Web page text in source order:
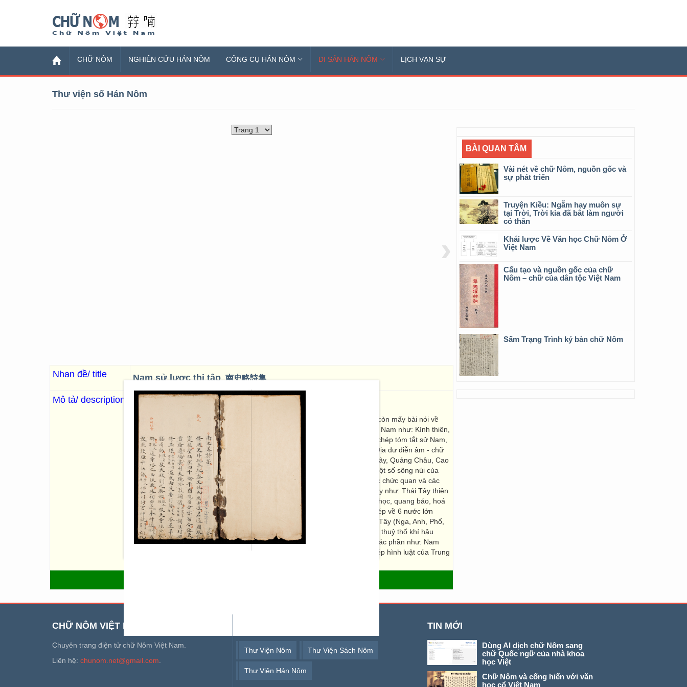
CHỮ NÔM NGHIÊN CỨU HÁN NÔM CÔNG CỤ HÁN NÔM DI SẢN HÁN NÔM LỊCH VẠN SỰ
Thư viện số Hán Nôm
›
Nhan đề/ title Nam sử lược thi tập 南史略詩集
Mô tả/ description . 55 Images; 29 x 16
“Gồm nhiều bài văn vần kể lại tóm tắt về lịch sử, địa lý Việt Nam. Cuối sách còn mấy bài nói về
các nước Thái Tây. Nam sử lược thi tập (4 tờ) nói về các đặc tính của người Nam như: Kính thiên,
Trọng đạo, Lễ nhạc, Gia huấn, Thánh học,...Nam sử lược tập thuyết (9 tờ ) chép tóm tắt sử Nam,
cũng đặt các phần Ngoại kỷ, Bản kỷ, Lê kỷ, Lý kỷ, Trần kỷ, Đại Ngu, Lê kỷ. Địa dư diễn âm - chữ
Nôm - 12 tờ, nói về địa dư thế giới - Châu á, Châu âu, Châu úc, Pháp Lan Tây, Quảng Châu, Cao
Miên, Nam Kỳ, Trung Kỳ, Bắc Kỳ (chép rất tóm tắt, bên trên còn phụ chép một số sông núi của
nước ta như Nhĩ Hà,...)Quan chế - Phẩm phục (3 tờ) chép bằng văn vần các chức quan và các
thể chế mũ áo của quan lại. Cuối sách còn mấy bài nói về các nước Thái Tây như: Thái Tây thiên
văn, địa cầu, các thành tựu khoa học của người Tây (Nhân sinh, y học, bác học, quang báo, hoá
học, điện học, hoả xa, luân thuyền, lịch kỷ, văn tự, ...), Thái Tây kỷ thống chép về 6 nước lớn
(Nga, Anh, Phổ, Áo, Ý, Pháp), Thái Tây kỷ chính chép về chính trị các nước Tây (Nga, Anh, Phổ,
Áo, Ý, Pháp, Thuỵ Điển, Thổ Nhĩ Kỳ, Đan Mạch, Thuỵ Sỹ, Hy Lạp. Ngũ châu thuỷ thổ khí hậu
chép sơ lược vài dòng về khí hậu của các châu (bên trên có chỗ chép phụ các phần như: Nam
quốc kỹ nghệ tổ sư chép một số các vị tổ nghề và làng nghề, có chỗ còn chép hình luật của Trung
BÀI QUAN TÂM
Vài nét về chữ Nôm, nguồn gốc và
sự phát triển
Truyện Kiều: Ngẫm hay muôn sự
tại Trời, Trời kia đã bắt làm người
có thân
Khái lược Về Văn học Chữ Nôm Ở
Việt Nam
Cấu tạo và nguồn gốc của chữ
Nôm – chữ của dân tộc Việt Nam
Sấm Trạng Trình ký bản chữ Nôm
CHỮ NÔM VIỆT NAM
Chuyên trang điện tử chữ Nôm Việt Nam.
Liên hệ: chunom.net@gmail.com
Thư Viện Nôm Thư Viện Sách Nôm
Thư Viện Hán Nôm
TIN MỚI
Dùng AI dịch chữ Nôm sang
chữ Quốc ngữ của nhà khoa
học Việt
Chữ Nôm và cống hiến với văn
học cổ Việt Nam